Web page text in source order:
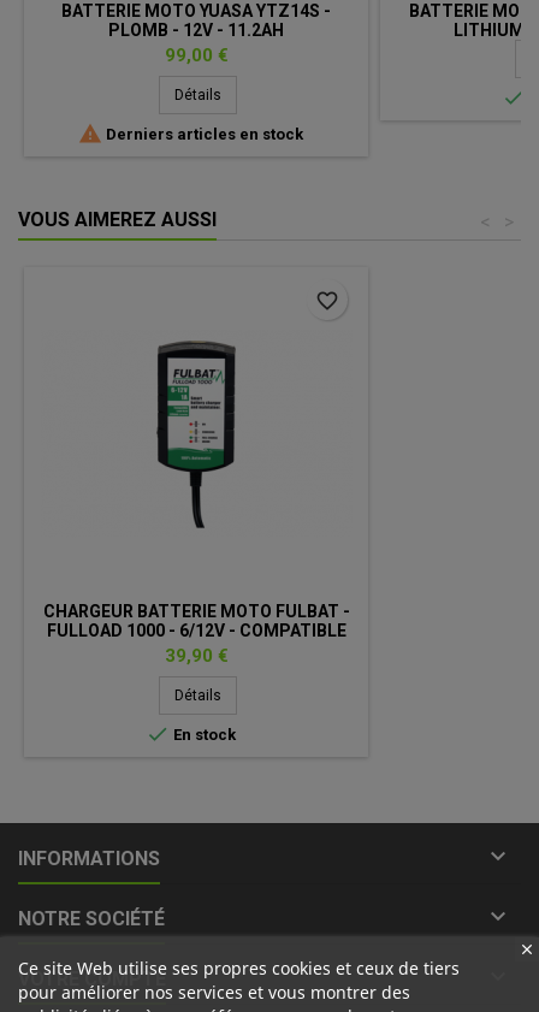
BATTERIE MOTO YUASA YTZ14S -
PLOMB - 12V - 11.2AH
Prix
99,00 €
Détails
 Derniers articles en stock
BATTERIE
LITHIUM-

VOUS AIMEREZ AUSSI >
<
CHARGEUR BATTERIE MOTO FULBAT -
FULLOAD 1000 - 6/12V - COMPATIBLE
LITHIUM
Prix
39,90 €
Détails
 En stock
favorite_border
INFORMATIONS 
NOTRE SOCIÉTÉ 
VOTRE COMPTE
Ce site Web utilise ses propres cookies et ceux de tiers
pour améliorer nos services et vous montrer des